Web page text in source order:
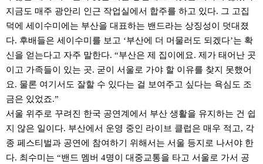
지금도 매주 광안리 인근 작업실에서 합주를 하고 있다. 그 고집
덕에 세이수미에는 부산을 대표하는 밴드라는 상징성이 덧대졌
다. 후배들은 세이수미를 보고 ‘부산에 더 머물러도 되겠다’는 확
신을 얻는다고 자주 말한다. “부산은 제 집이에요. 제가 태어난 곳
이고 가족들이 있는 곳. 굳이 서울로 가야 할 이유를 찾지 못했어
요. 물론 여기서도 잘할 수 있다는 걸 보여주고 싶다는 욕심도 조
금은 있었죠.”
서울 위주로 꾸려진 한국 공연계에서 부산 생활을 유지하는 건 쉽
지 않은 일이다. 부산에서 운영 중인 라이브 클럽은 매우 적고, 각
종 페스티벌과 공연에 참여하기 위해서는 서울 등지로 나서야 한
다. 최수미는 “밴드 멤버 4명이 대중교통을 타고 서울로 가서 공